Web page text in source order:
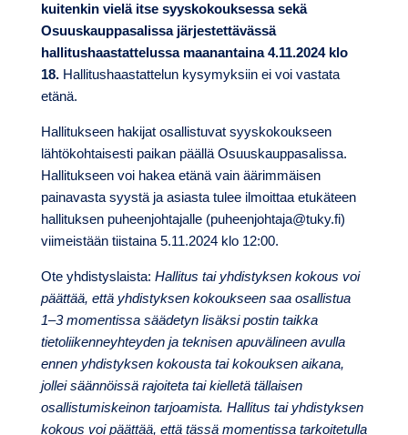
kuitenkin vielä itse syyskokouksessa sekä
Osuuskauppasalissa järjestettävässä
hallitushaastattelussa maanantaina 4.11.2024 klo
18.Hallitushaastattelun kysymyksiin ei voi vastata
etänä.
Hallitukseen hakijat osallistuvat syyskokoukseen
lähtökohtaisesti paikan päällä Osuuskauppasalissa.
Hallitukseen voi hakea etänä vain äärimmäisen
painavasta syystä ja asiasta tulee ilmoittaa etukäteen
hallituksen puheenjohtajalle (puheenjohtaja@tuky.fi)
viimeistään tiistaina 5.11.2024 klo 12:00.
Ote yhdistyslaista: Hallitus tai yhdistyksen kokous voi
päättää, että yhdistyksen kokoukseen saa osallistua
1–3 momentissa säädetyn lisäksi postin taikka
tietoliikenneyhteyden ja teknisen apuvälineen avulla
ennen yhdistyksen kokousta tai kokouksen aikana,
jollei säännöissä rajoiteta tai kielletä tällaisen
osallistumiskeinon tarjoamista. Hallitus tai yhdistyksen
kokous voi päättää, että tässä momentissa tarkoitetulla